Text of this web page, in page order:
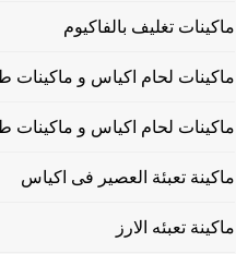
ماكينات تغليف بالفاكيوم
ماكينات لحام اكياس و ماكينات
ماكينات لحام اكياس و ماكينات
ماكينة تعبئة العصير فى اكياس
ماكينة تعبئه الارز